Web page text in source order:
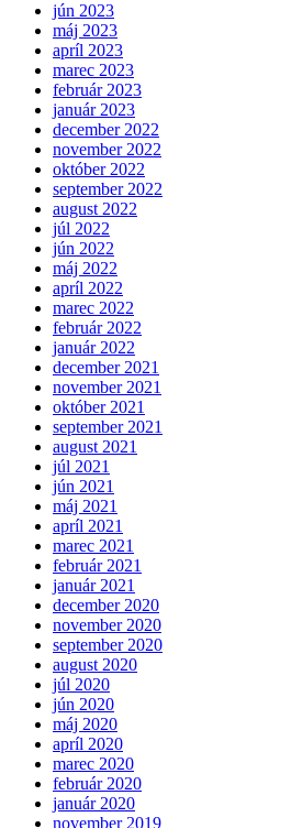
jún 2023
máj 2023
apríl 2023
marec 2023
február 2023
január 2023
december 2022
november 2022
október 2022
september 2022
august 2022
júl 2022
jún 2022
máj 2022
apríl 2022
marec 2022
február 2022
január 2022
december 2021
november 2021
október 2021
september 2021
august 2021
júl 2021
jún 2021
máj 2021
apríl 2021
marec 2021
február 2021
január 2021
december 2020
november 2020
september 2020
august 2020
júl 2020
jún 2020
máj 2020
apríl 2020
marec 2020
február 2020
január 2020
november 2019